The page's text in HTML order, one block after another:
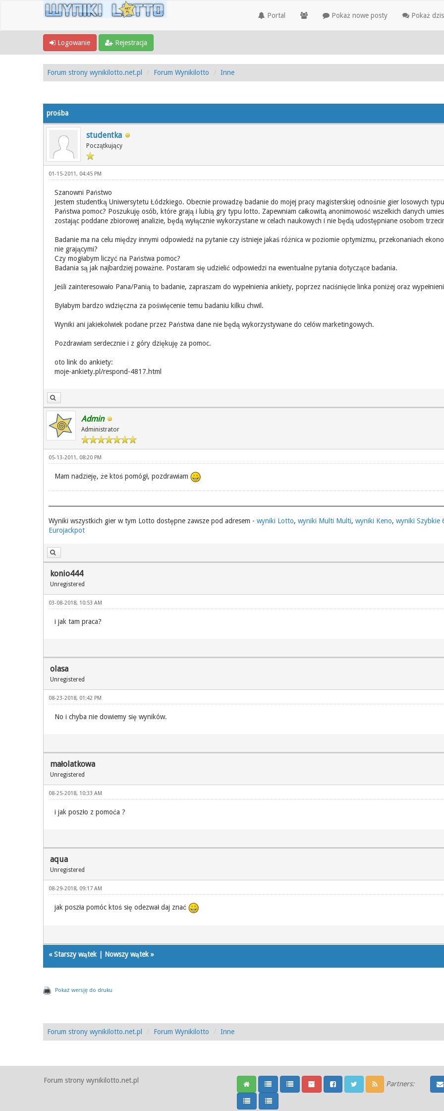
Portal Pokaż nowe posty Pokaż
Logowanie Rejestracja
Forum strony wynikilotto.net.pl Forum Wynikilotto Inne
prośba
studentka
Początkujący
01-15-2011, 04:45 PM
Szanowni Państwo
Jestem studentką Uniwersytetu Łódzkiego. Obecnie prowadzę badanie do mojej pracy magisterskiej odnośnie gier losowych
Państwa pomoc? Poszukuję osób, które grają i lubią gry typu lotto. Zapewniam całkowitą anonimowość wszelkich danych
zostając poddane zbiorowej analizie, będą wyłącznie wykorzystane w celach naukowych i nie będą udostępniane osobom
Badanie ma na celu między innymi odpowiedź na pytanie czy istnieje jakaś różnica w poziomie optymizmu, przekonaniach
nie grającymi?
Czy mogłabym liczyć na Państwa pomoc?
Badania są jak najbardziej poważne. Postaram się udzielić odpowiedzi na ewentualne pytania dotyczące badania.
Jeśli zainteresowało Pana/Panią to badanie, zapraszam do wypełnienia ankiety, poprzez naciśnięcie linka poniżej oraz
Byłabym bardzo wdzięczna za poświęcenie temu badaniu kilku chwil.
Wyniki ani jakiekolwiek podane przez Państwa dane nie będą wykorzystywane do celów marketingowych.
Pozdrawiam serdecznie i z góry dziękuję za pomoc.
oto link do ankiety:
moje-ankiety.pl/respond-4817.html
Admin
Administrator
05-13-2011, 08:20 PM
Mam nadzieję, że ktoś pomógł, pozdrawiam
Wyniki wszystkich gier w tym Lotto dostępne zawsze pod adresem - wyniki Lotto, wyniki Multi Multi, wyniki Keno, wyniki Szybkie
Eurojackpot
konio444
Unregistered
03-08-2018, 10:53 AM
i jak tam praca?
olasa
Unregistered
08-23-2018, 01:42 PM
No i chyba nie dowiemy się wyników.
małolatkowa
Unregistered
08-25-2018, 10:33 AM
i jak poszło z pomoća ?
aqua
Unregistered
08-29-2018, 09:17 AM
jak poszła pomóc ktoś się odezwał daj znać
«Starszy wątek Nowszy wątek »
Pokaż wersję do druku
Forum strony wynikilotto.net.pl Forum Wynikilotto Inne
Forum strony wynikilotto.net.pl Partners: